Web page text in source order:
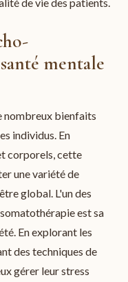
de vie des patients.
mentale
nombreux bienfaits
individus. En
corporels, cette
une variété de
global. L'un des
est sa
En explorant les
des techniques de
gérer leur stress